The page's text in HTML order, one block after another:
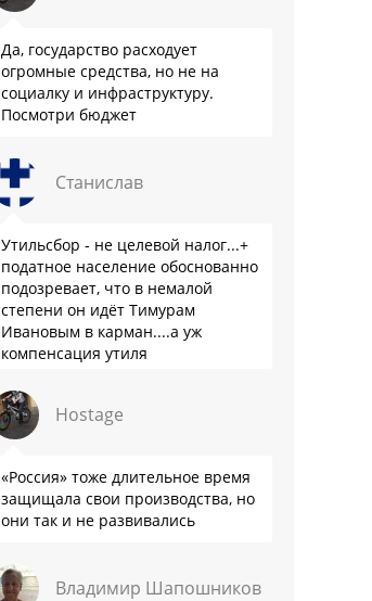
Да, государство расходует
огромные средства, но не на
социалку и инфраструктуру.
Посмотри бюджет
Станислав
Утильсбор - не целевой налог...+
податное население обоснованно
подозревает, что в немалой
степени он идёт Тимурам
Ивановым в карман....а уж
компенсация утиля
что прям эталон коррупции
Hostage
«Россия» тоже длительное время
защищала свои производства, но
они так и не развивались
Владимир Шапошников